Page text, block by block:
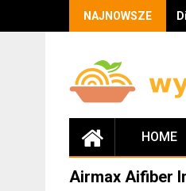
NAJNOWSZE
HOME
Airmax Aifiber